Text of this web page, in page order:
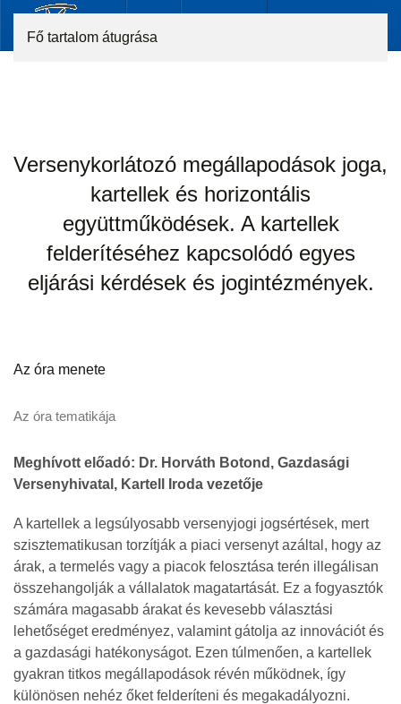
Fő tartalom átugrása
Versenykorlátozó megállapodások joga,
kartellek és horizontális
együttműködések. A kartellek
felderítéséhez kapcsolódó egyes
eljárási kérdések és jogintézmények.
Az óra menete
Az óra tematikája
Meghívott előadó: Dr. Horváth Botond, Gazdasági
Versenyhivatal, Kartell Iroda vezetője
A kartellek a legsúlyosabb versenyjogi jogsértések, mert
szisztematikusan torzítják a piaci versenyt azáltal, hogy az
árak, a termelés vagy a piacok felosztása terén illegálisan
összehangolják a vállalatok magatartását. Ez a fogyasztók
számára magasabb árakat és kevesebb választási
lehetőséget eredményez, valamint gátolja az innovációt és
a gazdasági hatékonyságot. Ezen túlmenően, a kartellek
gyakran titkos megállapodások révén működnek, így
különösen nehéz őket felderíteni és megakadályozni.